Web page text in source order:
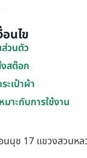
นไข
วนตัว
สต๊อก
เป๋าผ้า
มาะกับการใช้งาน
นุช 17 แขวงสวนห